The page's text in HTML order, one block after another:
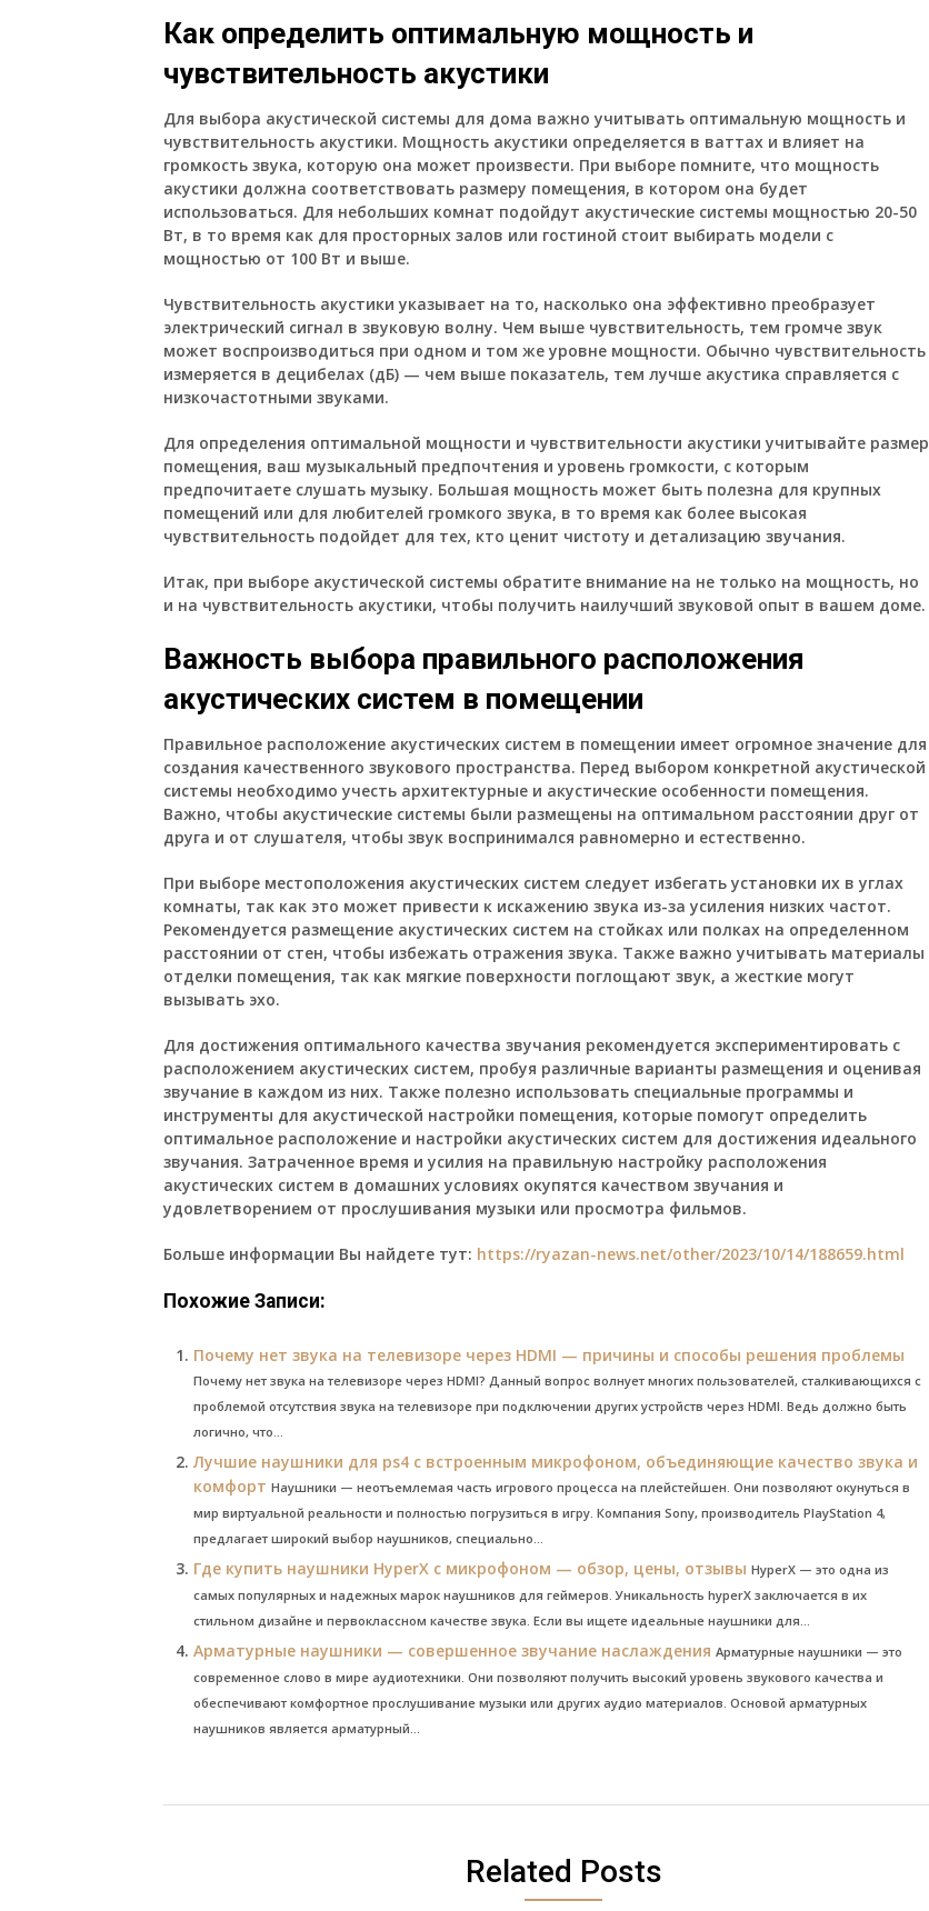
Как определить оптимальную мощность и
чувствительность акустики
Для выбора акустической системы для дома важно учитывать оптимальную мощность и
чувствительность акустики. Мощность акустики определяется в ваттах и влияет на
громкость звука, которую она может произвести. При выборе помните, что мощность
акустики должна соответствовать размеру помещения, в котором она будет
использоваться. Для небольших комнат подойдут акустические системы мощностью 20-50
Вт, в то время как для просторных залов или гостиной стоит выбирать модели с
мощностью от 100 Вт и выше.
Чувствительность акустики указывает на то, насколько она эффективно преобразует
электрический сигнал в звуковую волну. Чем выше чувствительность, тем громче звук
может воспроизводиться при одном и том же уровне мощности. Обычно чувствительность
измеряется в децибелах (дБ) — чем выше показатель, тем лучше акустика справляется с
низкочастотными звуками.
Для определения оптимальной мощности и чувствительности акустики учитывайте размер
помещения, ваш музыкальный предпочтения и уровень громкости, с которым
предпочитаете слушать музыку. Большая мощность может быть полезна для крупных
помещений или для любителей громкого звука, в то время как более высокая
чувствительность подойдет для тех, кто ценит чистоту и детализацию звучания.
Итак, при выборе акустической системы обратите внимание на не только на мощность, но
и на чувствительность акустики, чтобы получить наилучший звуковой опыт в вашем доме.
Важность выбора правильного расположения
акустических систем в помещении
Правильное расположение акустических систем в помещении имеет огромное значение для
создания качественного звукового пространства. Перед выбором конкретной акустической
системы необходимо учесть архитектурные и акустические особенности помещения.
Важно, чтобы акустические системы были размещены на оптимальном расстоянии друг от
друга и от слушателя, чтобы звук воспринимался равномерно и естественно.
При выборе местоположения акустических систем следует избегать установки их в углах
комнаты, так как это может привести к искажению звука из-за усиления низких частот.
Рекомендуется размещение акустических систем на стойках или полках на определенном
расстоянии от стен, чтобы избежать отражения звука. Также важно учитывать материалы
отделки помещения, так как мягкие поверхности поглощают звук, а жесткие могут
вызывать эхо.
Для достижения оптимального качества звучания рекомендуется экспериментировать с
расположением акустических систем, пробуя различные варианты размещения и оценивая
звучание в каждом из них. Также полезно использовать специальные программы и
инструменты для акустической настройки помещения, которые помогут определить
оптимальное расположение и настройки акустических систем для достижения идеального
звучания. Затраченное время и усилия на правильную настройку расположения
акустических систем в домашних условиях окупятся качеством звучания и
удовлетворением от прослушивания музыки или просмотра фильмов.
Больше информации Вы найдете тут: https://ryazan-news.net/other/2023/10/14/188659.html
Похожие Записи:
Почему нет звука на телевизоре через HDMI — причины и способы решения проблемы
Почему нет звука на телевизоре через HDMI? Данный вопрос волнует многих пользователей, сталкивающихся с
проблемой отсутствия звука на телевизоре при подключении других устройств через HDMI. Ведь должно быть
логично, что...
Лучшие наушники для ps4 с встроенным микрофоном, объединяющие качество звука и
комфорт Наушники — неотъемлемая часть игрового процесса на плейстейшен. Они позволяют окунуться в
мир виртуальной реальности и полностью погрузиться в игру. Компания Sony, производитель PlayStation 4,
предлагает широкий выбор наушников, специально...
Где купить наушники HyperX с микрофоном — обзор, цены, отзывы HyperX — это одна из
самых популярных и надежных марок наушников для геймеров. Уникальность hyperX заключается в их
стильном дизайне и первоклассном качестве звука. Если вы ищете идеальные наушники для...
Арматурные наушники — совершенное звучание наслаждения Арматурные наушники — это
современное слово в мире аудиотехники. Они позволяют получить высокий уровень звукового качества и
обеспечивают комфортное прослушивание музыки или других аудио материалов. Основой арматурных
наушников является арматурный...
Related Posts